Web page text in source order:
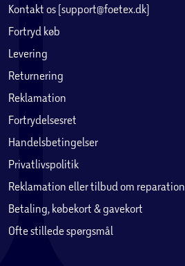
Kontakt os (support@foetex.dk)
Fortryd køb
Levering
Returnering
Reklamation
Fortrydelsesret
Handelsbetingelser
Privatlivspolitik
Reklamation eller tilbud om reparation
Betaling, købekort & gavekort
Ofte stillede spørgsmål